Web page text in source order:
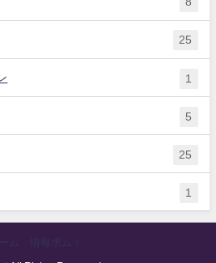
25
1
5
25
1